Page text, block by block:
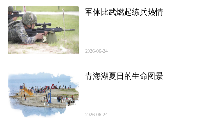
军体比武燃起练兵热情
2026-06-24
青海湖夏日的生命图景
2026-06-24